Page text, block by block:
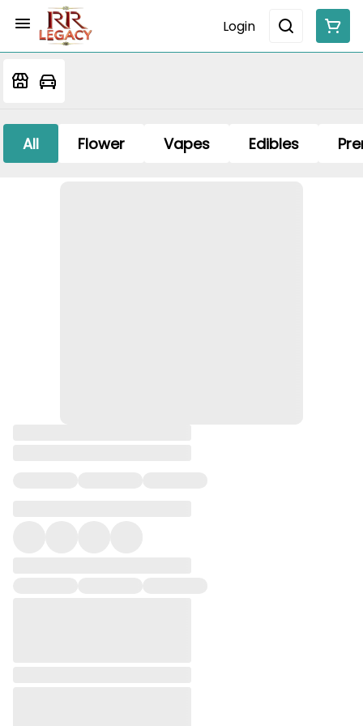
Login
All Flower Vapes Edibles